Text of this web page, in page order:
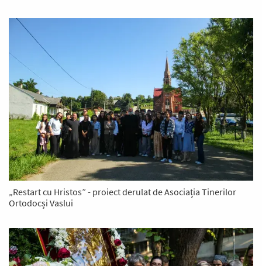
„Restart cu Hristos” - proiect derulat de Asociația Tinerilor
Ortodocși Vaslui